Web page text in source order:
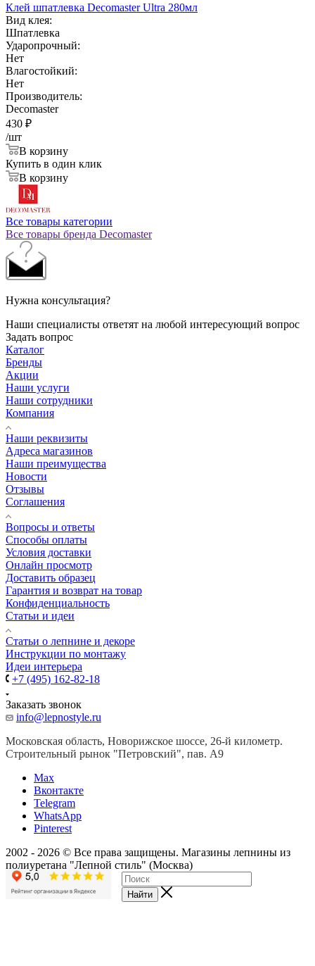
Клей шпатлевка Decomaster Ultra 280мл
Вид клея:
Шпатлевка
Ударопрочный:
Нет
Влагостойкий:
Нет
Производитель:
Decomaster
430 ₽
/шт
В корзину
Купить в один клик
В корзину
Все товары категории
Все товары бренда Decomaster
Нужна консультация?
Наши специалисты ответят на любой интересующий вопрос
Задать вопрос
Каталог
Бренды
Акции
Наши услуги
Наши сотрудники
Компания
Наши реквизиты
Адреса магазинов
Наши преимущества
Новости
Отзывы
Соглашения
Вопросы и ответы
Способы оплаты
Условия доставки
Онлайн просмотр
Доставить образец
Гарантия и возврат на товар
Конфиденциальность
Статьи и идеи
Cтатьи о лепнине и декоре
Инструкции по монтажу
Идеи интерьера
+7 (495) 162-82-18
Заказать звонок
info@lepnostyle.ru
Московская область, Новорижское шоссе, 26-й километр.
Строительный рынок "Петровский", пав. А9
Мах
Вконтакте
Telegram
WhatsApp
Pinterest
2002 - 2026 © Все права защищены. Магазины лепнины из
полиуретана "Лепной стиль" (Москва)
Найти